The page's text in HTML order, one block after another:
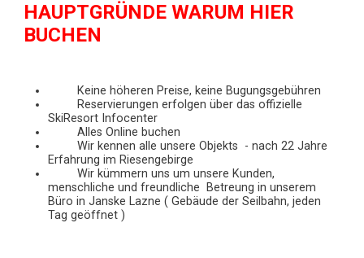
HAUPTGRÜNDE WARUM HIER
BUCHEN
Keine höheren Preise, keine Bugungsgebühren
Reservierungen erfolgen über das offizielle
SkiResort Infocenter
Alles Online buchen
Wir kennen alle unsere Objekts - nach 22 Jahre
Erfahrung im Riesengebirge
Wir kümmern uns um unsere Kunden,
menschliche und freundliche Betreung in unserem
Büro in Janske Lazne ( Gebäude der Seilbahn, jeden
Tag geöffnet )